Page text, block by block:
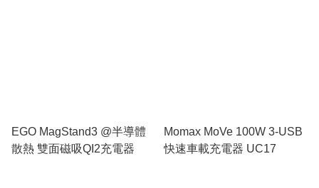
EGO MagStand3 @半導體
散熱 雙面磁吸QI2充電器
Momax MoVe 100W 3-USB
快速車載充電器 UC17